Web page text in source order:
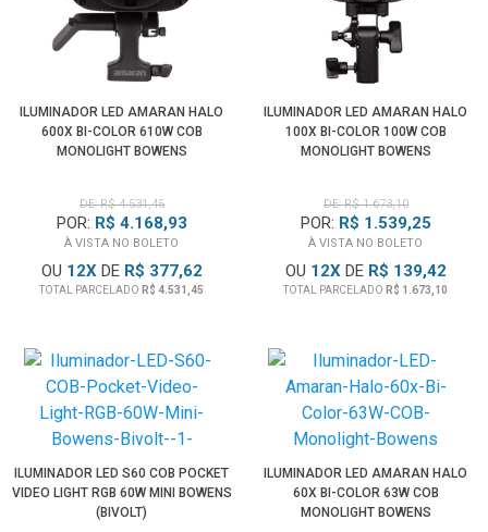
ILUMINADOR LED AMARAN HALO
600X BI-COLOR 610W COB
MONOLIGHT BOWENS
DE: R$ 4.531,45
POR: R$ 4.168,93
À VISTA NO BOLETO
OU 12XDE R$ 377,62
TOTAL PARCELADO R$ 4.531,45
ILUMINADOR LED AMARAN HALO
100X BI-COLOR 100W COB
MONOLIGHT BOWENS
DE: R$ 1.673,10
POR: R$ 1.539,25
À VISTA NO BOLETO
OU 12XDE R$ 139,42
TOTAL PARCELADO R$ 1.673,10
ILUMINADOR LED S60 COB POCKET
VIDEO LIGHT RGB 60W MINI BOWENS
(BIVOLT)
ILUMINADOR LED AMARAN HALO
60X BI-COLOR 63W COB
MONOLIGHT BOWENS